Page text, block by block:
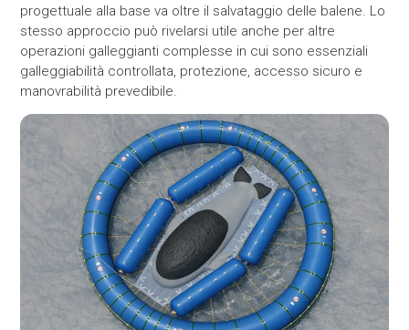
progettuale alla base va oltre il salvataggio delle balene. Lo
stesso approccio può rivelarsi utile anche per altre
operazioni galleggianti complesse in cui sono essenziali
galleggiabilità controllata, protezione, accesso sicuro e
manovrabilità prevedibile.